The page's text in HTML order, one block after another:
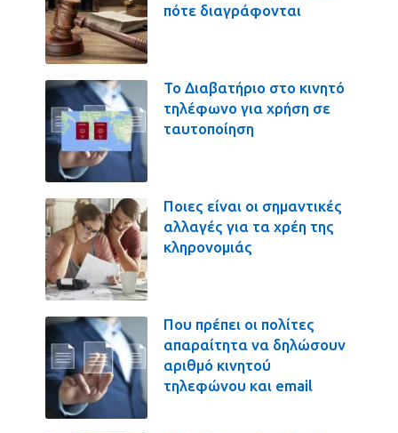
πότε διαγράφονται
Το Διαβατήριο στο κινητό
τηλέφωνο για χρήση σε
ταυτοποίηση
Ποιες είναι οι σημαντικές
αλλαγές για τα χρέη της
κληρονομιάς
Που πρέπει οι πολίτες
απαραίτητα να δηλώσουν
αριθμό κινητού
τηλεφώνου και email